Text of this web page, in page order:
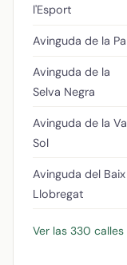
l'Esport
Avinguda de la
Avinguda de la
Selva Negra
Avinguda de la
Sol
Avinguda del Baix
Llobregat
Ver las 330